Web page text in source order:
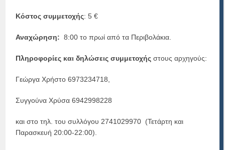
Κόστος συμμετοχής: 5 €
Αναχώρηση: 8:00 το πρωί από τα Περιβολάκια.
Πληροφορίες και δηλώσεις συμμετοχής στους αρχηγούς:
Γεώργα Χρήστο 6973234718,
Συγγούνα Χρύσα 6942998228
και στο τηλ. του συλλόγου 2741029970 (Τετάρτη και
Παρασκευή 20:00-22:00).